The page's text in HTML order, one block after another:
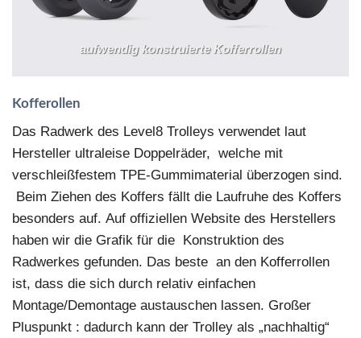
aufwendig konstruierte Kofferrollen
Kofferollen
Das Radwerk des Level8 Trolleys verwendet laut
Hersteller ultraleise Doppelräder, welche mit
verschleißfestem TPE-Gummimaterial überzogen sind.
Beim Ziehen des Koffers fällt die Laufruhe des Koffers
besonders auf. Auf offiziellen Website des Herstellers
haben wir die Grafik für die Konstruktion des
Radwerkes gefunden. Das beste an den Kofferrollen
ist, dass die sich durch relativ einfachen
Montage/Demontage austauschen lassen. Großer
Pluspunkt : dadurch kann der Trolley als „nachhaltig“